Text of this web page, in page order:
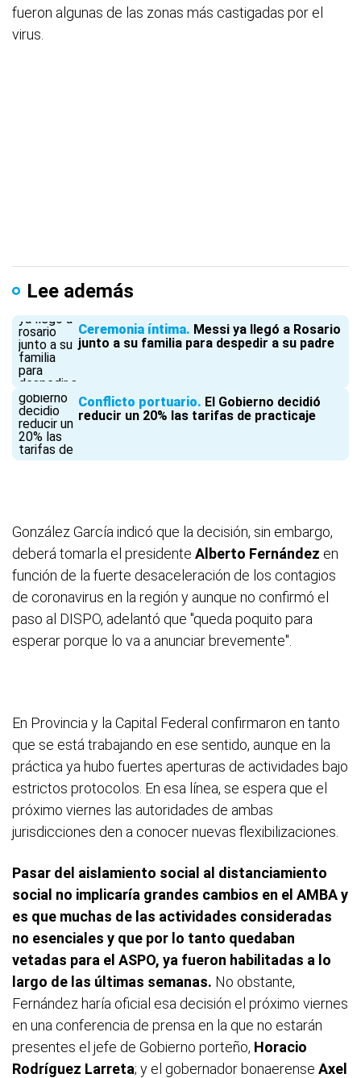
fueron algunas de las zonas más castigadas por el
virus.
Lee además
Ceremonia íntima Messi ya llegó a Rosario
junto a su familia para despedir a su padre
Conflicto portuario El Gobierno decidió
reducir un 20% las tarifas de practicaje
González García indicó que la decisión, sin embargo,
deberá tomarla el presidente Alberto Fernández en
función de la fuerte desaceleración de los contagios
de coronavirus en la región y aunque no confirmó el
paso al DISPO, adelantó que "queda poquito para
esperar porque lo va a anunciar brevemente".
En Provincia y la Capital Federal confirmaron en tanto
que se está trabajando en ese sentido, aunque en la
práctica ya hubo fuertes aperturas de actividades bajo
estrictos protocolos. En esa línea, se espera que el
próximo viernes las autoridades de ambas
jurisdicciones den a conocer nuevas flexibilizaciones.
Pasar del aislamiento social al distanciamiento
social no implicaría grandes cambios en el AMBA y
es que muchas de las actividades consideradas
no esenciales y que por lo tanto quedaban
vetadas para el ASPO, ya fueron habilitadas a lo
largo de las últimas semanas. No obstante,
Fernández haría oficial esa decisión el próximo viernes
en una conferencia de prensa en la que no estarán
presentes el jefe de Gobierno porteño, Horacio
Rodríguez Larreta; y el gobernador bonaerense Axel